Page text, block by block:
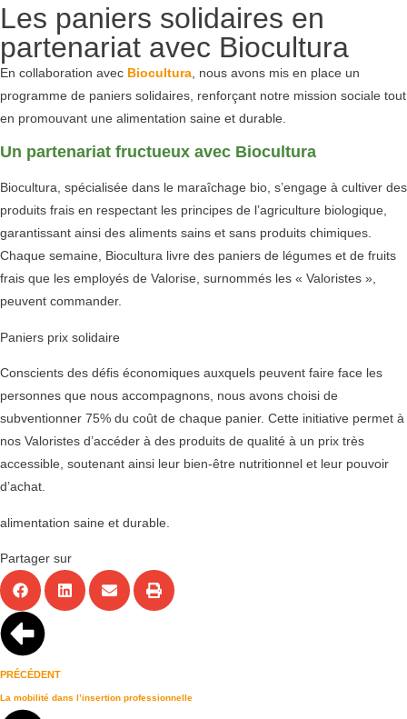
Les paniers solidaires en
partenariat avec Biocultura
En collaboration avec Biocultura , nous avons mis en place un
programme de paniers solidaires, renforçant notre mission sociale tout
en promouvant une alimentation saine et durable.
Un partenariat fructueux avec Biocultura
Biocultura, spécialisée dans le maraîchage bio, s’engage à cultiver des
produits frais en respectant les principes de l’agriculture biologique,
garantissant ainsi des aliments sains et sans produits chimiques.
Chaque semaine, Biocultura livre des paniers de légumes et de fruits
frais que les employés de Valorise, surnommés les « Valoristes »,
peuvent commander.
Paniers prix solidaire
Conscients des défis économiques auxquels peuvent faire face les
personnes que nous accompagnons, nous avons choisi de
subventionner 75% du coût de chaque panier. Cette initiative permet à
nos Valoristes d’accéder à des produits de qualité à un prix très
accessible, soutenant ainsi leur bien-être nutritionnel et leur pouvoir
d’achat.
alimentation saine et durable.
Partager sur
PRÉCÉDENT
La mobilité dans l’insertion professionnelle